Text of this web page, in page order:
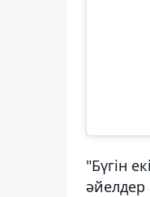
"Бүгін
әйелдер